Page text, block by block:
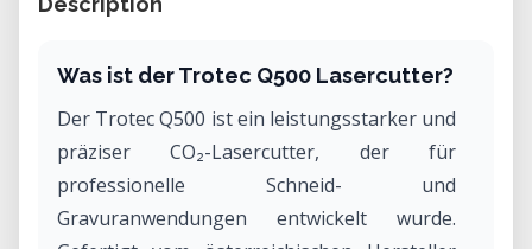
Was ist der Trotec Q500 Lasercutter?
Der Trotec Q500 ist ein leistungsstarker und
präziser CO₂-Lasercutter, der für
professionelle Schneid- und
Gravuranwendungen entwickelt wurde.